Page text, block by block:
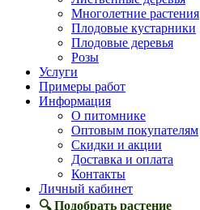
Многолетние растения
Плодовые кустарники
Плодовые деревья
Розы
Услуги
Примеры работ
Информация
О питомнике
Оптовым покупателям
Скидки и акции
Доставка и оплата
Контакты
Личный кабинет
🔍 Подобрать растение